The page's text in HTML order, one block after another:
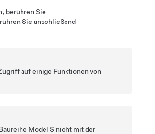
berühren Sie
Sie anschließend
auf einige Funktionen von
Model S nicht mit der